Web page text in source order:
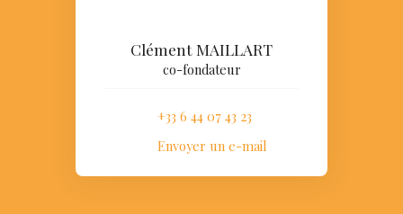
Clément MAILLART
co-fondateur
+33 6 44 07 43 23
Envoyer un e-mail